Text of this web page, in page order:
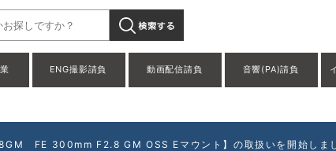
FE 300mm F2.8 GM OSS Eマウント】の取扱い
ENG撮影請負 動画配信請負 音響(PA)請負
FE 300mm F2.8 GM OSS Eマウント】の取扱いを開始しま